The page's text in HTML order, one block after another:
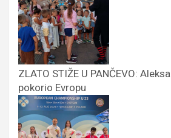
ZLATO STIŽE U PANČEVO:
pokorio Evropu